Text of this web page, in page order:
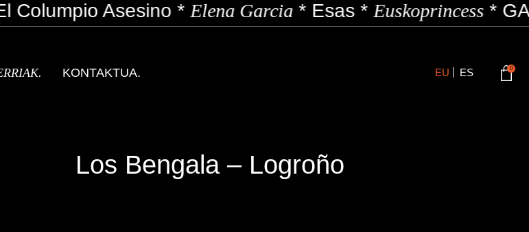
Columpio Asesino*Elena Garcia*Esas*Euskoprincess*
KONTAKTUA. EU ES 0
Los Bengala – Logroño